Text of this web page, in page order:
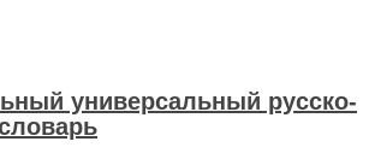
универсальный русско-